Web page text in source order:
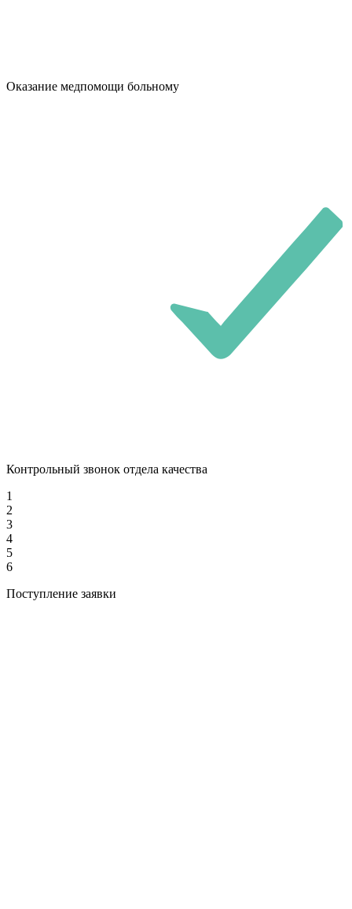
Оказание медпомощи больному
Контрольный звонок отдела качества
1
2
3
4
5
6
Поступление заявки